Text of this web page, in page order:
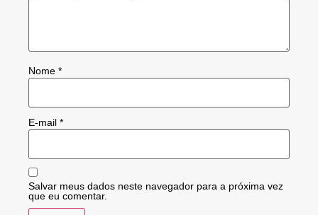
Nome *
E-mail *
Salvar meus dados neste navegador para a próxima vez
que eu comentar.